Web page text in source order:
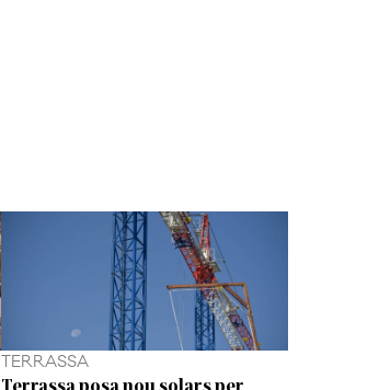
TERRASSA
Terrassa posa nou solars per